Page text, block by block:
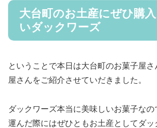
大台町のお土産にぜひ購
いダックワーズ
ということで本日は大台町のお菓子屋さ
屋さんをご紹介させていだきました。
ダックワーズ本当に美味しいお菓子な
運んだ際にはぜひともお土産としてダッ